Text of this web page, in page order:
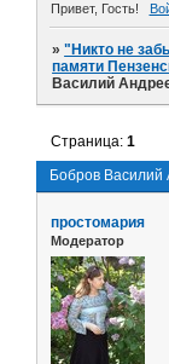
Привет, Гость!
»"Никто не
памяти
Василий
Бобров Василий
Страница:1
простомария
Модератор